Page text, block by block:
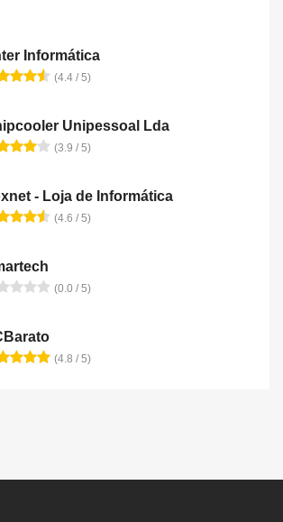
Informática
(4.4 / 5)
Unipessoal Lda
(3.9 / 5)
- Loja de Informática
(4.6 / 5)
(0.0 / 5)
(4.8 / 5)